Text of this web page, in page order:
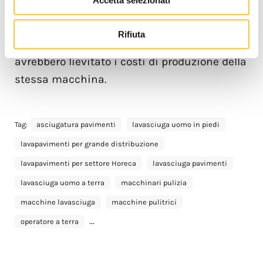
Rifiuta
l’impiego di materiali in acciaio inox, che
avrebbero lievitato i costi di produzione della
stessa macchina.
Tag: asciugatura pavimenti lavasciuga uomo in piedi
lavapavimenti per grande distribuzione
lavapavimenti per settore Horeca lavasciuga pavimenti
lavasciuga uomo a terra macchinari pulizia
macchine lavasciuga macchine pulitrici
operatore a terra ...